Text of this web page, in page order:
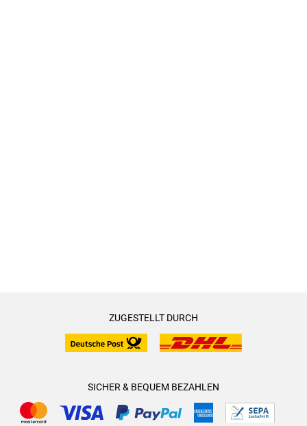
ZUGESTELLT DURCH
SICHER & BEQUEM BEZAHLEN